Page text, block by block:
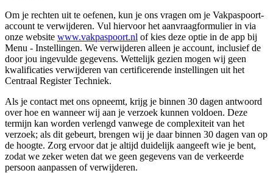
Om je rechten uit te oefenen, kun je ons vragen om je Vakpaspoort-
account te verwijderen. Vul hiervoor het aanvraagformulier in via
onze website www.vakpaspoort.nl of kies deze optie in de app bij
Menu - Instellingen. We verwijderen alleen je account, inclusief de
door jou ingevulde gegevens. Wettelijk gezien mogen wij geen
kwalificaties verwijderen van certificerende instellingen uit het
Centraal Register Techniek.
Als je contact met ons opneemt, krijg je binnen 30 dagen antwoord
over hoe en wanneer wij aan je verzoek kunnen voldoen. Deze
termijn kan worden verlengd vanwege de complexiteit van het
verzoek; als dit gebeurt, brengen wij je daar binnen 30 dagen van op
de hoogte. Zorg ervoor dat je altijd duidelijk aangeeft wie je bent,
zodat we zeker weten dat we geen gegevens van de verkeerde
persoon aanpassen of verwijderen.